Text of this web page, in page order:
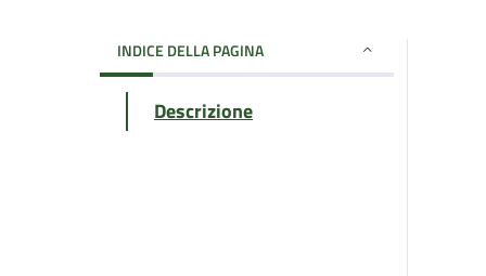
INDICE DELLA PAGINA
Descrizione